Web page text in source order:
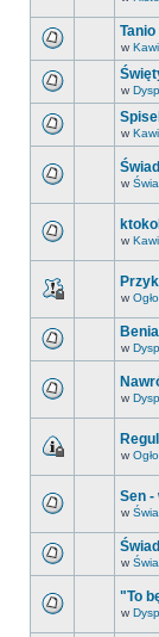
w
w
w
w
w
w
w
w
w
Sen -
w
w
"To
w